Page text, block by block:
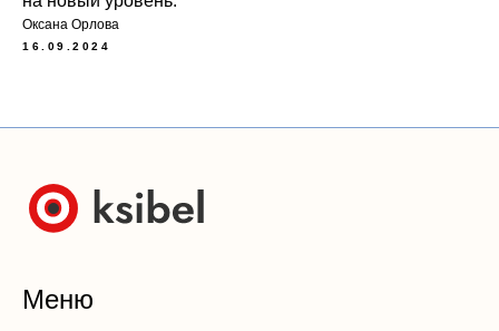
Оксана Орлова
16.09.2024
Меню